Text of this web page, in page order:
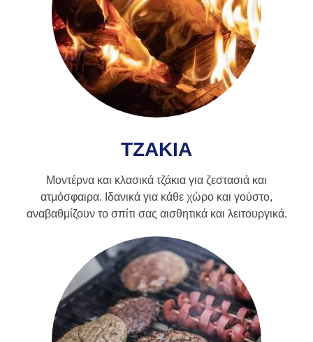
ΤΖΑΚΙΑ
Μοντέρνα και κλασικά τζάκια για ζεστασιά και
ατμόσφαιρα. Ιδανικά για κάθε χώρο και γούστο,
αναβαθμίζουν το σπίτι σας αισθητικά και λειτουργικά.